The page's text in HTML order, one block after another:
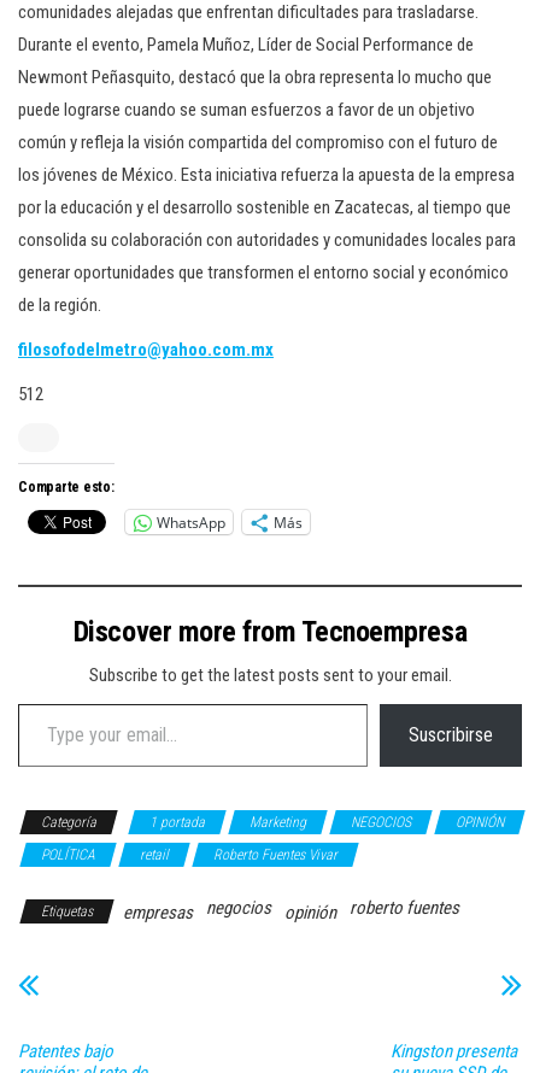
comunidades alejadas que enfrentan dificultades para trasladarse.
Durante el evento, Pamela Muñoz, Líder de Social Performance de
Newmont Peñasquito, destacó que la obra representa lo mucho que
puede lograrse cuando se suman esfuerzos a favor de un objetivo
común y refleja la visión compartida del compromiso con el futuro de
los jóvenes de México. Esta iniciativa refuerza la apuesta de la empresa
por la educación y el desarrollo sostenible en Zacatecas, al tiempo que
consolida su colaboración con autoridades y comunidades locales para
generar oportunidades que transformen el entorno social y económico
de la región.
filosofodelmetro@yahoo.com.mx
512
Comparte esto:
WhatsApp Más
Discover more from Tecnoempresa
Subscribe to get the latest posts sent to your email.
Type your email…
Suscribirse
Categoría 1 portada Marketing NEGOCIOS
OPINIÓN
POLÍTICA
retail Roberto Fuentes Vivar
Etiquetas empresas negocios opinión roberto fuentes
Patentes bajo
Kingston presenta